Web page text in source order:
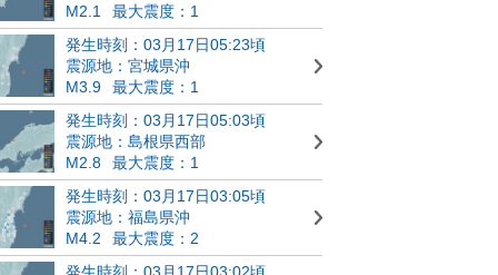
M2.1
最大震度：1
発生時刻：03月17日05:23頃
震源地：宮城県沖
M3.9
最大震度：1
発生時刻：03月17日05:03頃
震源地：島根県西部
M2.8
最大震度：1
発生時刻：03月17日03:05頃
震源地：福島県沖
M4.2
最大震度：2
発生時刻：03月17日03:02頃